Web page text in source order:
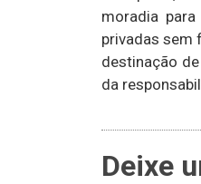
moradia
privadas sem
destinação
da
Deixe